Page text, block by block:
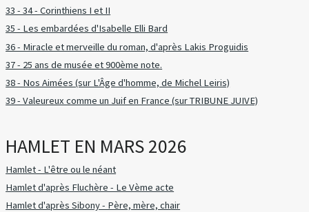
33 - 34 - Corinthiens I et II
35 - Les embardées d'Isabelle Elli Bard
36 - Miracle et merveille du roman, d'après Lakis Proguidis
37 - 25 ans de musée et 900ème note.
38 - Nos Aimées (sur L'Âge d'homme, de Michel Leiris)
39 - Valeureux comme un Juif en France (sur TRIBUNE JUIVE)
HAMLET EN MARS 2026
Hamlet - L'être ou le néant
Hamlet d'après Fluchère - Le Vème acte
Hamlet d'après Sibony - Père, mère, chair